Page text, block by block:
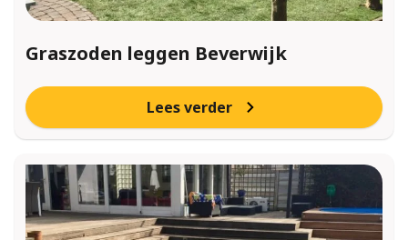
Graszoden leggen Beverwijk
Lees verder